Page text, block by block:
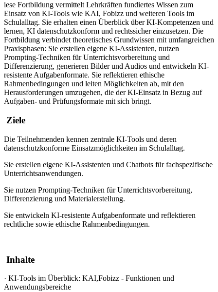
iese Fortbildung vermittelt Lehrkräften fundiertes Wissen zum
Einsatz von KI-Tools wie KAI, Fobizz und weiteren Tools im
Schulalltag. Sie erhalten einen Überblick über KI-Kompetenzen und
lernen, KI datenschutzkonform und rechtssicher einzusetzen. Die
Fortbildung verbindet theoretisches Grundwissen mit umfangreichen
Praxisphasen: Sie erstellen eigene KI-Assistenten, nutzen
Prompting-Techniken für Unterrichtsvorbereitung und
Differenzierung, generieren Bilder und Audios und entwickeln KI-
resistente Aufgabenformate. Sie reflektieren ethische
Rahmenbedingungen und leiten Möglichkeiten ab, mit den
Herausforderungen umzugehen, die der KI-Einsatz in Bezug auf
Aufgaben- und Prüfungsformate mit sich bringt.
Ziele
Die Teilnehmenden kennen zentrale KI-Tools und deren
datenschutzkonforme Einsatzmöglichkeiten im Schulalltag.
Sie erstellen eigene KI-Assistenten und Chatbots für fachspezifische
Unterrichtsanwendungen.
Sie nutzen Prompting-Techniken für Unterrichtsvorbereitung,
Differenzierung und Materialerstellung.
Sie entwickeln KI-resistente Aufgabenformate und reflektieren
rechtliche sowie ethische Rahmenbedingungen.
Inhalte
· KI-Tools im Überblick: KAI,Fobizz - Funktionen und
Anwendungsbereiche